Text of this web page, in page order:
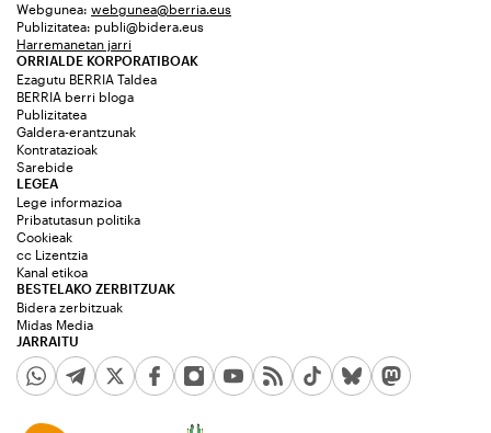
Webgunea: webgunea@berria.eus
Publizitatea: publi@bidera.eus
Harremanetan jarri
ORRIALDE KORPORATIBOAK
Ezagutu BERRIA Taldea
BERRIA berri bloga
Publizitatea
Galdera-erantzunak
Kontratazioak
Sarebide
JARRAITU
LEGEA
Lege informazioa
Pribatutasun politika
Cookieak
cc Lizentzia
Kanal etikoa
BESTELAKO ZERBITZUAK
Bidera zerbitzuak
Midas Media